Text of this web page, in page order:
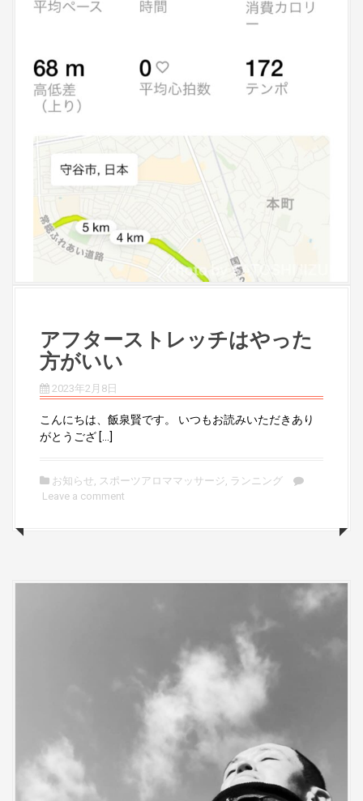
アフターストレッチはやった
方がいい
2023年2月8日
こんにちは、飯泉賢です。 いつもお読みいただきあり
がとうござ […]
お知らせ, スポーツアロママッサージ, ランニング
Leave a comment